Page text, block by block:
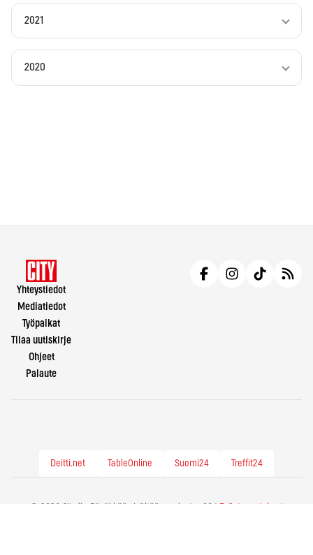
2021
2020
Yhteystiedot
Mediatiedot
Työpaikat
Tilaa uutiskirje
Ohjeet
Palaute
Deitti.net TableOnline Suomi24 Treffit24